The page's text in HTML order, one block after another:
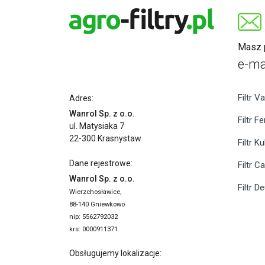
Masz
e-
Adres:
Wanrol Sp. z o.o.
ul. Matysiaka 7
22-300 Krasnystaw
Dane rejestrowe:
Wanrol Sp. z o.o.
Wierzchosławice,
88-140 Gniewkowo
nip: 5562792032
krs: 0000911371
Obsługujemy lokalizacje:
Filtr
Filtr
Filtr
Filtr
Filtr